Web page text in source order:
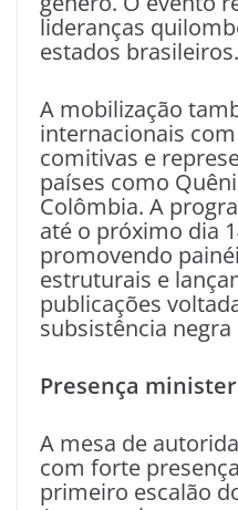
lideranças
estados brasileiros.
A mobilização
internacionais
comitivas e
países como
Colômbia. A
até o próximo dia
promovendo
estruturais e
publicações
subsistência negra
Presença
A mesa de
com forte
primeiro escalão